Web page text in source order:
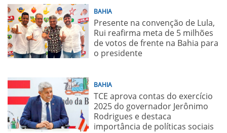
BAHIA
Presente na convenção de Lula,
Rui reafirma meta de 5 milhões
de votos de frente na Bahia para
o presidente
BAHIA
TCE aprova contas do exercício
2025 do governador Jerônimo
Rodrigues e destaca
importância de políticas sociais